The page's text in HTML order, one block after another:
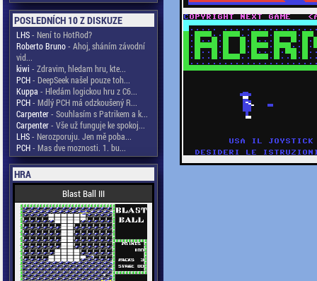
POSLEDNÍCH 10 Z DISKUZE
LHS- Není to HotRod?
Roberto Bruno- Ahoj, sháním závodní
vid...
kiwi - Zdravim, hledam hru, kte...
PCH- DeepSeek našel pouze toh...
Kuppa - Hledám logickou hru z C6...
PCH- Mdlý PCH má odzkoušený R...
Carpenter- Souhlasím s Patrikem a k...
Carpenter- Vše už funguje ke spokoj...
LHS- Nerozporuju. Jen mě poba...
PCH- Mas dve moznosti. 1. bu...
HRA
Blast Ball III